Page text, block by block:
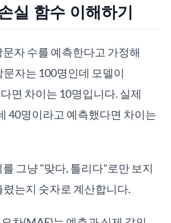
실 함수 이해하기
자 수를 예측한다고 가정해
문자는 100명인데 모델이
면 차이는 10명입니다. 실제
40명이라고 예측했다면 차이는
그냥 "맞다, 틀리다"로만 보지
는지 숫자로 계산합니다.